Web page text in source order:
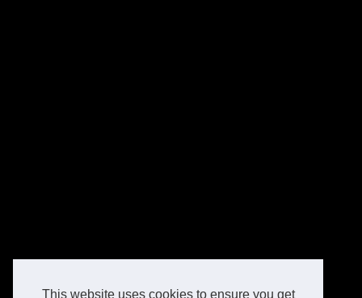
This website uses cookies to ensure you get